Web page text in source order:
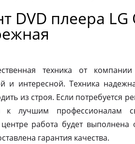
DVD плеера LG
техника от
и интересной. Техника
из строя. Если потребуется
к лучшим профессионалам
работа будет
гарантия качества.